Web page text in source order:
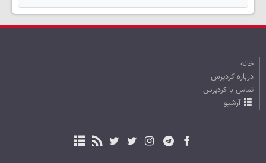
خانه
درباره کردپرس
تماس با کردپرس
آرشیو